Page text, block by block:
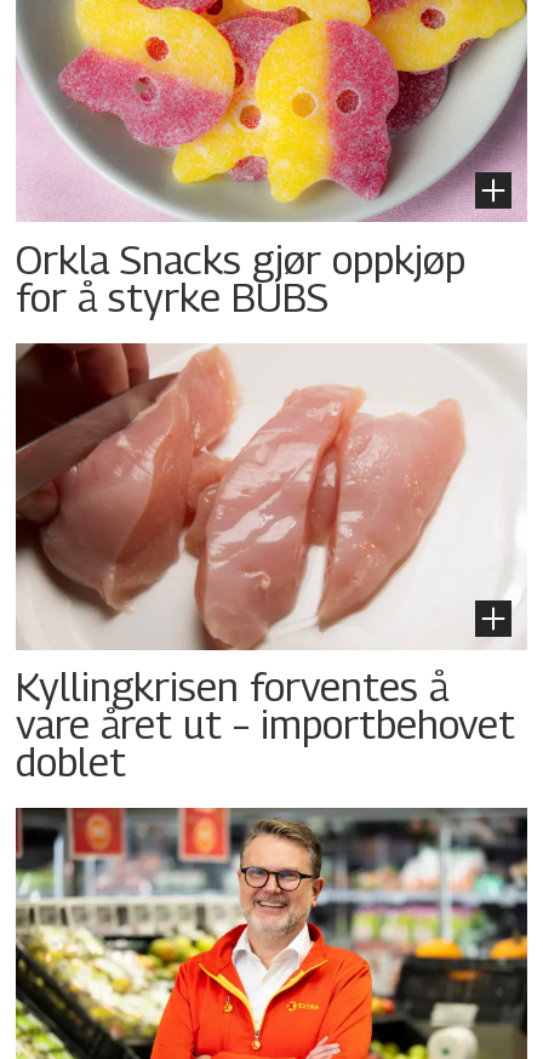
Orkla Snacks gjør oppkjøp
for å styrke BUBS
Kyllingkrisen forventes å
vare året ut – importbehovet
doblet